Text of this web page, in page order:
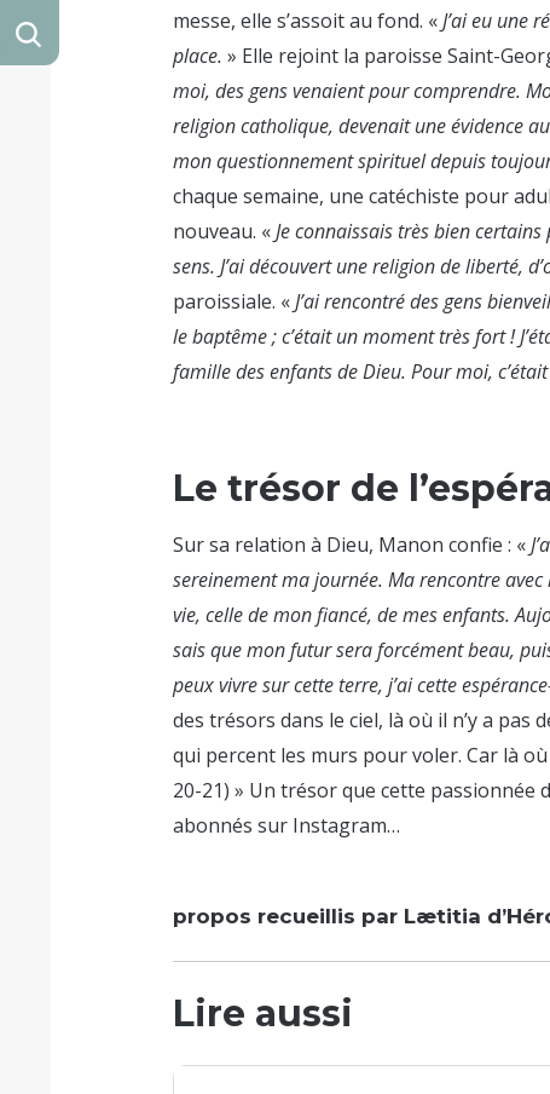
messe, elle s’assoit au fond. «J’ai eu une
place. » Elle rejoint la paroisse Saint-
moi, des gens venaient pour comprendre.
religion catholique, devenait une évidence
mon questionnement spirituel depuis
chaque semaine, une catéchiste pour
nouveau. «Je connaissais très bien
sens. J’ai découvert une religion de liberté,
paroissiale. «J’ai rencontré des gens
le baptême ; c’était un moment très fort !
famille des enfants de Dieu. Pour moi,
Le trésor de
Sur sa relation à Dieu, Manon confie : «
sereinement ma journée. Ma rencontre
vie, celle de mon fiancé, de mes enfants.
sais que mon futur sera forcément beau,
peux vivre sur cette terre, j’ai cette
des trésors dans le ciel, là où il n’y a pas
qui percent les murs pour voler. Car là
20-21) » Un trésor que cette
abonnés sur Instagram…
propos recueillis par Lætitia
Lire aussi